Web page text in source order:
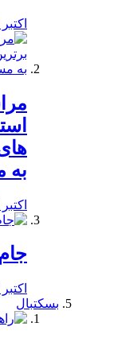
اکتبر 17, 2019
به
اکتبر 16, 2019
اکتبر 15, 2019
بسکتبال